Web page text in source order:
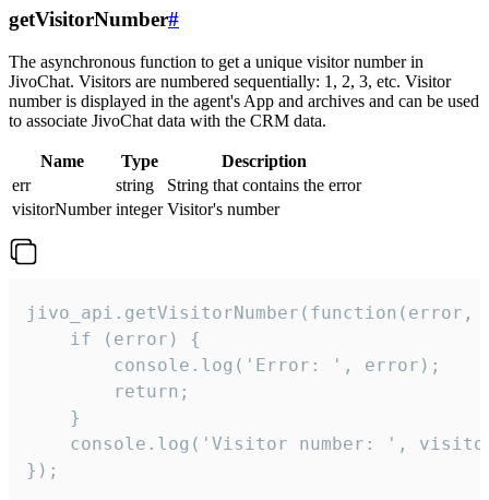
getVisitorNumber#
The asynchronous function to get a unique visitor number in
JivoChat. Visitors are numbered sequentially: 1, 2, 3, etc. Visitor
number is displayed in the agent's App and archives and can be used
to associate JivoChat data with the CRM data.
Name Type
Description
err
string
String that contains the error
visitorNumber integer Visitor's number
jivo_api.getVisitorNumber(function(error,
    if (error) {
        console.log('Error: ', error);
        return;
    }
console.log('Visitor number: ',
});